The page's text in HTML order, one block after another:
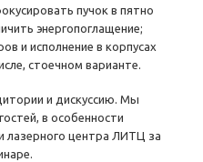
пучок в пятно
энергопоглащение;
и исполнение в корпусах
стоечном варианте.
и дискуссию. Мы
в особенности
лазерного центра ЛИТЦ за